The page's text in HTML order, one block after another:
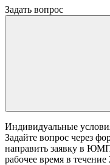
Задать вопрос
Индивидуальные
Задайте вопрос через
направить заявку в
рабочее время в течение